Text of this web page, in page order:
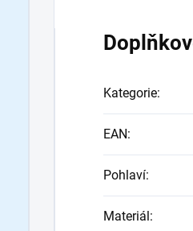
Kategorie:
EAN:
Pohlaví:
Materiál: